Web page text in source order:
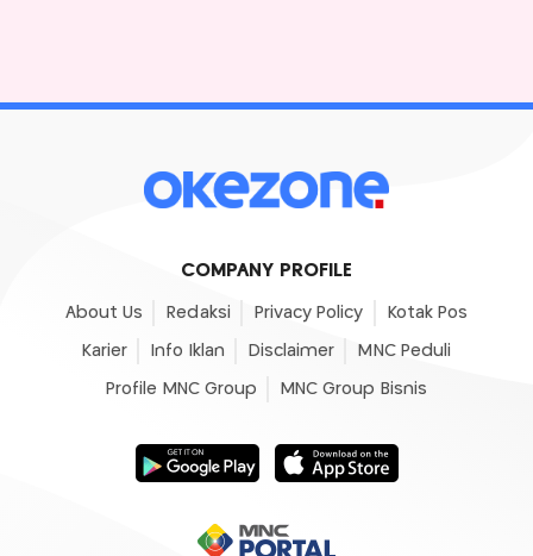
COMPANY PROFILE
About Us Redaksi Privacy Policy Kotak Pos
Karier Info Iklan Disclaimer MNC Peduli
Profile MNC Group MNC Group Bisnis